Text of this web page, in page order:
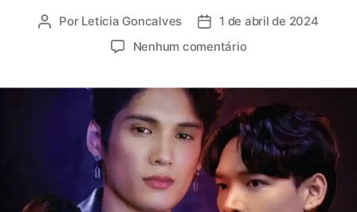
s
A
r
t
Por Leticia Goncalves
D
d
p
u
b
1 de abril de 2024
Nenhum comentárioe
o
v
e
S
y
n